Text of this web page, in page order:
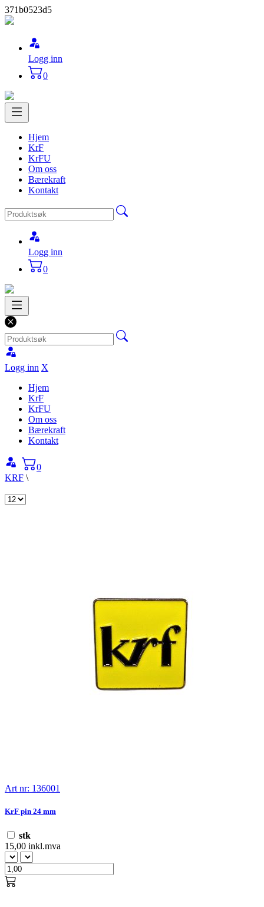
371b0523d5
Logg inn
0
Hjem
KrF
KrFU
Om oss
Bærekraft
Kontakt
Logg inn
0
Logg inn X
Hjem
KrF
KrFU
Om oss
Bærekraft
Kontakt
0
KRF \
Art nr: 136001
KrF pin 24 mm
stk
15,00 inkl.mva